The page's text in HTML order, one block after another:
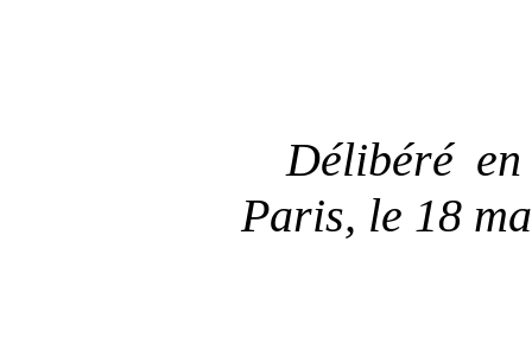
Délibéré
Paris, le 18